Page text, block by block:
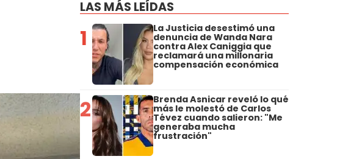
LAS MÁS LEÍDAS
1 La Justicia desestimó una
denuncia de Wanda Nara
contra Alex Caniggia que
reclamará una millonaria
compensación económica
2 Brenda Asnicar reveló lo qué
más le molestó de Carlos
Tévez cuando salieron: "Me
generaba mucha
frustración"